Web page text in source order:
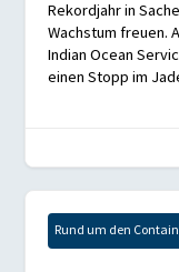
Rekordjahr in
Wachstum freuen.
Indian Ocean
einen Stopp im
Rund um den